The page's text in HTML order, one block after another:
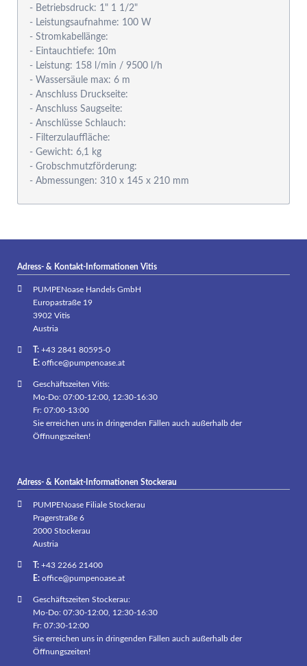
- Betriebsdruck: 1" 1 1/2"
- Leistungsaufnahme: 100 W
- Stromkabellänge:
- Eintauchtiefe: 10m
- Leistung: 158 l/min / 9500 l/h
- Wassersäule max: 6 m
- Anschluss Druckseite:
- Anschluss Saugseite:
- Anschlüsse Schlauch:
- Filterzulauffläche:
- Gewicht: 6,1 kg
- Grobschmutzförderung:
- Abmessungen: 310 x 145 x 210 mm
Adress- & Kontakt-Informationen Vitis
PUMPENoase Handels GmbH
Europastraße 19
3902 Vitis
Austria
T:+43 2841 80595-0
E: office@pumpenoase.at
Geschäftszeiten Vitis:
Mo-Do: 07:00-12:00, 12:30-16:30
Fr: 07:00-13:00
Sie erreichen uns in dringenden Fällen auch außerhalb der
Öffnungszeiten!
Adress- & Kontakt-Informationen Stockerau
PUMPENoase Filiale Stockerau
Pragerstraße 6
2000 Stockerau
Austria
T:+43 2266 21400
E: office@pumpenoase.at
Geschäftszeiten Stockerau:
Mo-Do: 07:30-12:00, 12:30-16:30
Fr: 07:30-12:00
Sie erreichen uns in dringenden Fällen auch außerhalb der
Öffnungszeiten!